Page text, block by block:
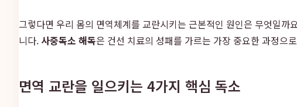
그렇다면 우리 몸의 면역체계를 교란시키는 근본적인 원인은 무엇일
니다. 사중독소 해독은 건선 치료의 성패를 가르는 가장 중요한 과정으
면역 교란을 일으키는 4가지 핵심 독소